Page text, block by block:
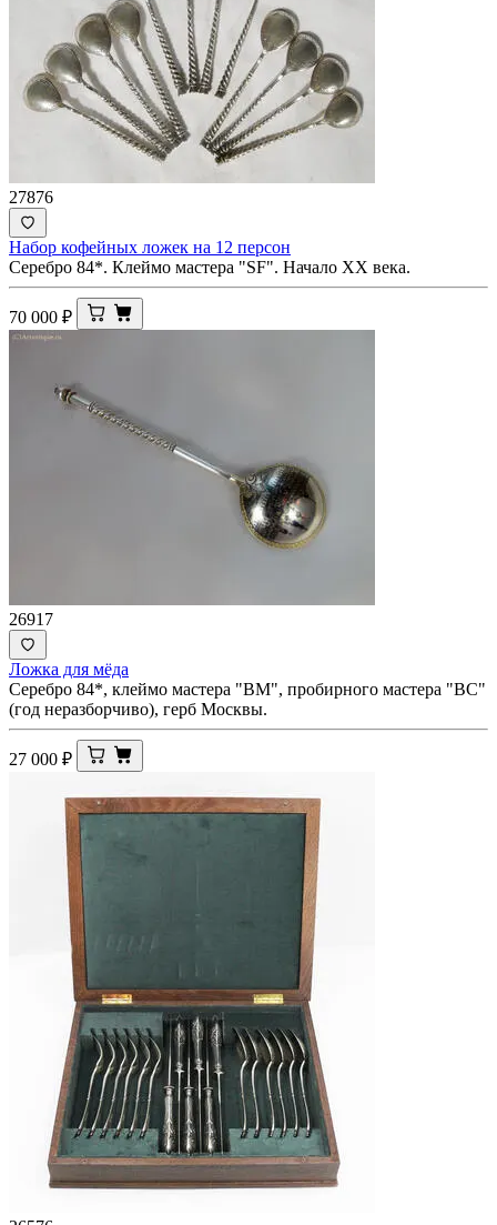
27876
Набор кофейных ложек на 12 персон
Серебро 84*. Клеймо мастера "SF". Начало ХХ века.
70 000 ₽
26917
Ложка для мёда
Серебро 84*, клеймо мастера "ВМ", пробирного мастера "ВС"
(год неразборчиво), герб Москвы.
27 000 ₽